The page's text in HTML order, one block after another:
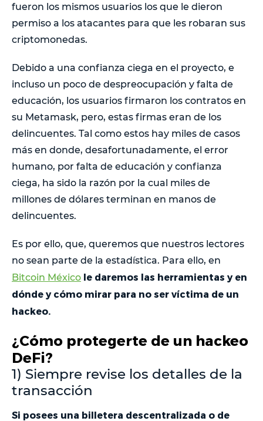
fueron los mismos usuarios los que le dieron
permiso a los atacantes para que les robaran sus
criptomonedas.
Debido a una confianza ciega en el proyecto, e
incluso un poco de despreocupación y falta de
educación, los usuarios firmaron los contratos en
su Metamask, pero, estas firmas eran de los
delincuentes. Tal como estos hay miles de casos
más en donde, desafortunadamente, el error
humano, por falta de educación y confianza
ciega, ha sido la razón por la cual miles de
millones de dólares terminan en manos de
delincuentes.
Es por ello, que, queremos que nuestros lectores
no sean parte de la estadística. Para ello, en
Bitcoin México le daremos las herramientas y en
dónde y cómo mirar para no ser víctima de un
hackeo.
¿Cómo protegerte de un hackeo
DeFi?
1) Siempre revise los detalles de la
transacción
Si posees una billetera descentralizada o de